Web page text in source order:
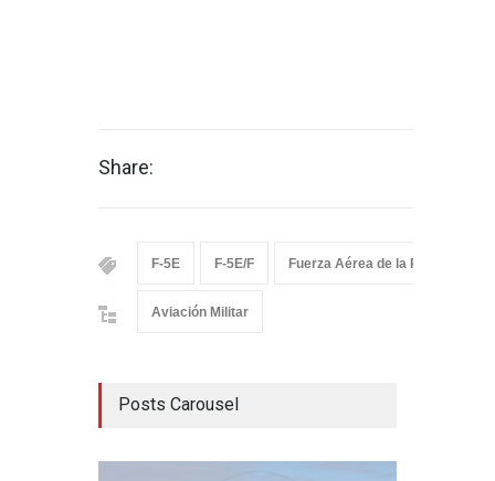
Share:
F-5E F-5E/F Fuerza Aérea de la República
Aviación Militar
Posts Carousel